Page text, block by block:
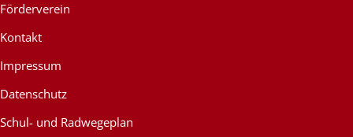
Förderverein
Kontakt
Impressum
Datenschutz
Schul- und Radwegeplan